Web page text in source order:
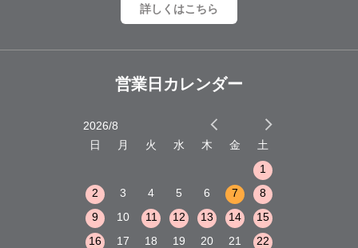
詳しくはこちら
営業日カレンダー
2026/8
日
月 火 水 木 金
土
1
2
3 4 5 6 7
8
9
10 11 12 13 14
15
16
17 18 19 20 21
22